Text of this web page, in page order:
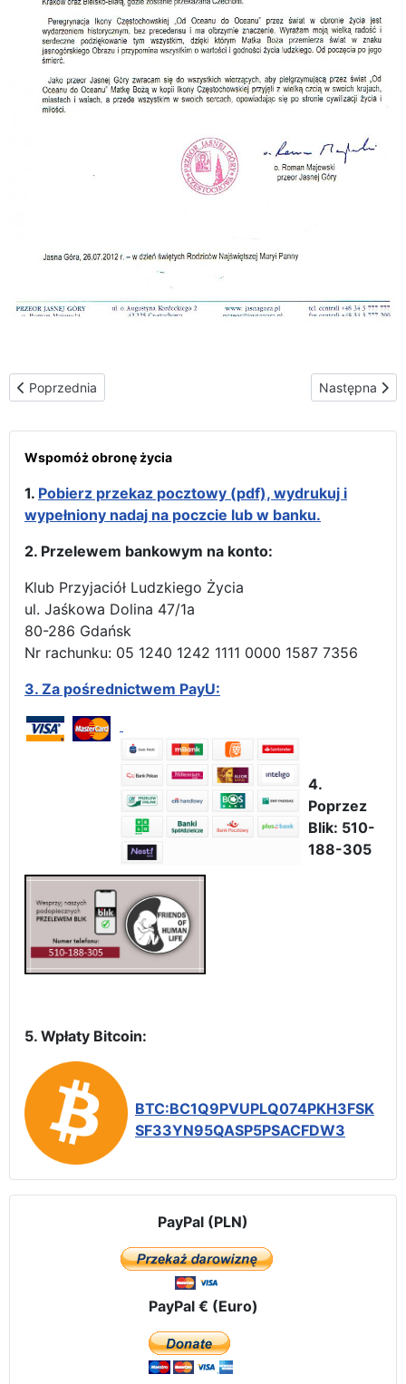
Poprzednia strona: Matka Boża z katolicką młodzieżą Białorusi w
Poprzednia Następna
Następna
Wspomóż obronę życia
1. Pobierz przekaz pocztowy (pdf), wydrukuj i
wypełniony nadaj na poczcie lub w banku.
2. Przelewem bankowym na konto:
Klub Przyjaciół Ludzkiego Życia
ul. Jaśkowa Dolina 47/1a
80-286 Gdańsk
Nr rachunku: 05 1240 1242 1111 0000 1587 7356
3. Za pośrednictwem PayU:
4.
Poprzez
Blik: 510-
188-305
5. Wpłaty Bitcoin:
BTC:BC1Q9PVUPLQ074PKH3FSK
SF33YN95QASP5PSACFDW3
PayPal (PLN)
PayPal € (Euro)